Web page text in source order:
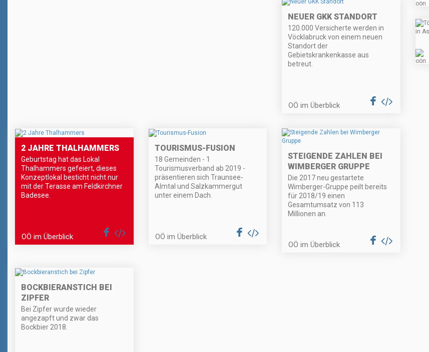
NEUER GKK STANDORT
120.000 Versicherte werden in
Vöcklabruck von einem neuen
Standort der
Gebietskrankenkasse aus
betreut.
OÖ im Überblick
2 JAHRE THALHAMMERS
Geburtstag hat das Lokal
Thalhammers gefeiert, dieses
Konzeptlokal besticht nicht nur
mit der Terasse am Feldkirchner
Badesee.
OÖ im Überblick
TOURISMUS-FUSION
18 Gemeinden - 1
Tourismusverband ab 2019 -
präsentieren sich Traunsee-
Almtal und Salzkammergut
unter einem Dach.
OÖ im Überblick
STEIGENDE ZAHLEN BEI
WIMBERGER GRUPPE
Die 2017 neu gestartete
Wimberger-Gruppe peilt bereits
für 2018/19 einen
Gesamtumsatz von 113
Millionen an.
OÖ im Überblick
BOCKBIERANSTICH BEI
ZIPFER
Bei Zipfer wurde wieder
angezapft und zwar das
Bockbier 2018.